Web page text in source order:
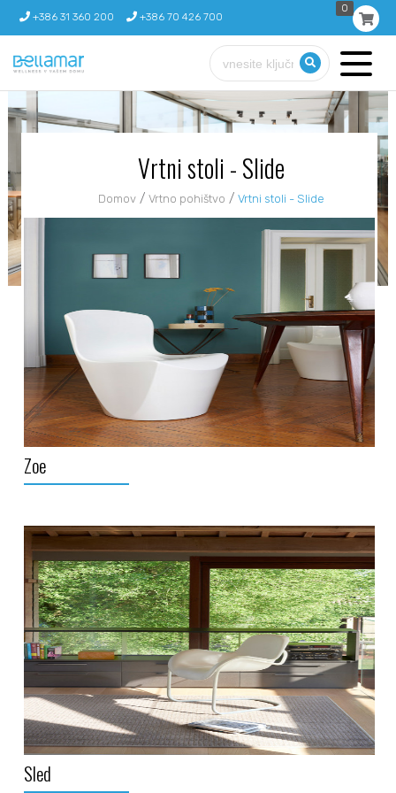
+386 31 360 200 +386 70 426 700
0
Vrtni stoli - Slide
Domov / Vrtno pohištvo / Vrtni stoli - Slide
Zoe
Sled